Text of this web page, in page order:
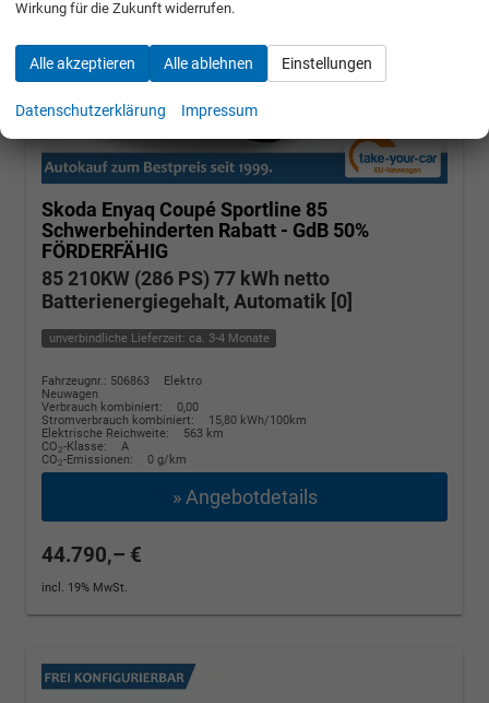
Skoda Enyaq CoupéSportline 85
Schwerbehinderten Rabatt - GdB 50%
FÖRDERFÄHIG
85 210KW (286 PS) 77 kWh netto
Batterienergiegehalt, Automatik [0]
unverbindliche Lieferzeit: ca. 3-4 Monate
Fahrzeugnr.: 506863
Elektro
Neuwagen
Verbrauch kombiniert:
0,00
Stromverbrauch kombiniert:
15,80 kWh/100km
Elektrische Reichweite:
563 km
CO2-Klasse:
A
CO2-Emissionen: 0 g/km
» Angebotdetails
44.790,– €
incl. 19% MwSt.
Wirkung für die Zukunft widerrufen.
Alle akzeptieren Alle ablehnen Einstellungen
Datenschutzerklärung Impressum